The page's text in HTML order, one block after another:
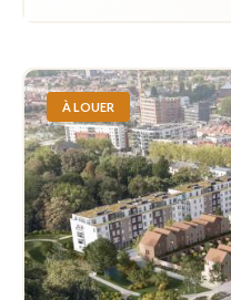
À LOUER